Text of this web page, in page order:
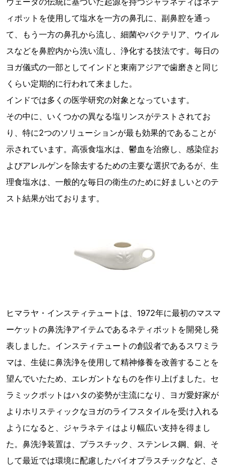
ィポットを使用して塩水を一方の鼻孔に、副鼻腔を通っ
て、もう一方の鼻孔から流し、細菌やバクテリア、ウイル
スなどを鼻腔内から洗い流し、浄化する技法です。毎日の
ヨガ儀式の一部としてインドと東南アジアで歯磨きと同じ
くらい定期的に行われて来ました。
インドでは多くの医学研究の対象となっています。
その中に、いくつかの異なる塩リンスがテストされてお
り、特に2つのソリューションが最も効果的であることが
示されています。高張食塩水は、鬱血を治療し、感染症お
よびアレルゲンを除去するための主要な選択であるが、生
理食塩水は、一般的な毎日の衛生のために好ましいとのテ
スト結果が出ております。
ヒマラヤ・インスティテュートは、1972年に最初のマスマ
ーケットの鼻洗浄アイテムであるネティポットを開発し発
表しました。インスティテュートの創設者であるスワミラ
マは、生徒に鼻洗浄を使用して精神修養を改善することを
望んでいたため、エレガントなものを作り上げました。セ
ラミックポットはハタの姿勢が主流になり、ヨガ愛好家が
よりホリスティックなヨガのライフスタイルを受け入れる
ようになると、ジャラネティはより幅広い支持を得まし
た。鼻洗浄装置は、プラスチック、ステンレス鋼、銅、そ
して最近では環境に配慮したバイオプラスチックなど、さ